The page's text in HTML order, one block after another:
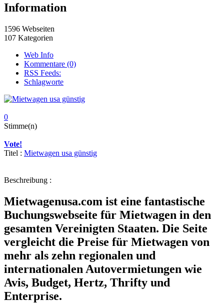
Information
1596 Webseiten
107 Kategorien
Web Info
Kommentare (0)
RSS Feeds:
Schlagworte
0
Stimme(n)
Vote!
Titel : Mietwagen usa günstig
Beschreibung :
Mietwagenusa.com ist eine fantastische
Buchungswebseite für Mietwagen in den
gesamten Vereinigten Staaten. Die Seite
vergleicht die Preise für Mietwagen von
mehr als zehn regionalen und
internationalen Autovermietungen wie
Avis, Budget, Hertz, Thrifty und
Enterprise.